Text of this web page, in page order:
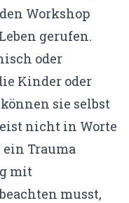
Workshop
gerufen.
oder
Kinder oder
sie selbst
nicht in Worte
Trauma
mit
musst,